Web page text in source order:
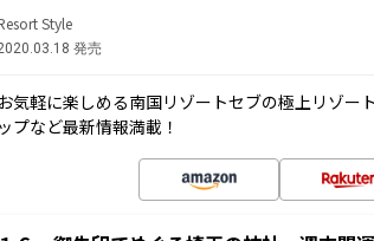
Style
発売
お気軽に楽しめる南国リゾートセブの極上リゾー
ップなど最新情報満載！